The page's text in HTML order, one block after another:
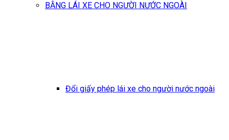
BẰNG LÁI XE CHO NGƯỜI NƯỚC NGOÀI
Đổi giấy phép lái xe cho người nước ngoài